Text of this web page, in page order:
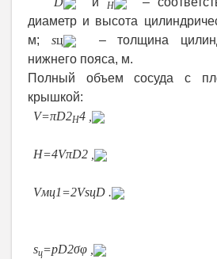
H
диаметр и высота
м; sц
– толщина
нижнего пояса, м.
Полный объем сосуда с
крышкой:
V=πD2H4
H=4VπD2
Vмц1=2VsцD .
sц=pD2σφ